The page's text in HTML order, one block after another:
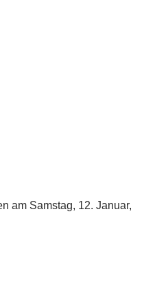
am Samstag, 12. Januar,